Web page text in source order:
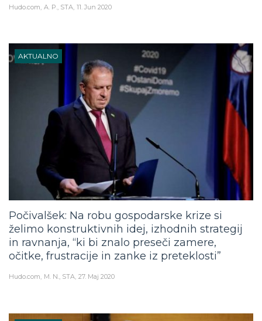
Hudo.com A. P., STA 11. Jun 2020
AKTUALNO
Počivalšek: Na robu gospodarske krize si
želimo konstruktivnih idej, izhodnih strategij
in ravnanja, “ki bi znalo preseči zamere,
očitke, frustracije in zanke iz preteklosti”
Hudo.com M. N., STA 27. Maj 2020